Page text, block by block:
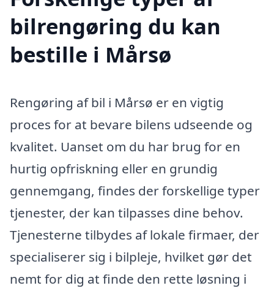
bilrengøring du kan
bestille i Mårsø
Rengøring af bil i Mårsø er en vigtig
proces for at bevare bilens udseende og
kvalitet. Uanset om du har brug for en
hurtig opfriskning eller en grundig
gennemgang, findes der forskellige typer
tjenester, der kan tilpasses dine behov.
Tjenesterne tilbydes af lokale firmaer, der
specialiserer sig i bilpleje, hvilket gør det
nemt for dig at finde den rette løsning i